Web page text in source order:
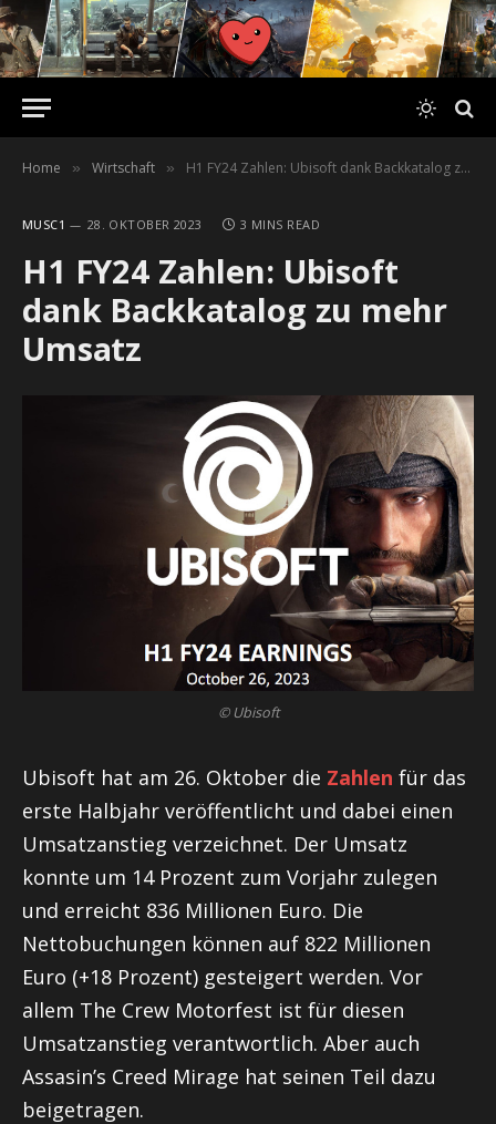
Home » Wirtschaft » H1 FY24 Zahlen: Ubisoft dank Backkatalog zu mehr Umsatz
MUSC1 28. OKTOBER 2023 3 MINS READ
H1 FY24 Zahlen: Ubisoft
dank Backkatalog zu mehr
Umsatz
© Ubisoft
Ubisoft hat am 26. Oktober die Zahlen für das
erste Halbjahr veröffentlicht und dabei einen
Umsatzanstieg verzeichnet. Der Umsatz
konnte um 14 Prozent zum Vorjahr zulegen
und erreicht 836 Millionen Euro. Die
Nettobuchungen können auf 822 Millionen
Euro (+18 Prozent) gesteigert werden. Vor
allem The Crew Motorfest ist für diesen
Umsatzanstieg verantwortlich. Aber auch
Assasin’s Creed Mirage hat seinen Teil dazu
beigetragen.